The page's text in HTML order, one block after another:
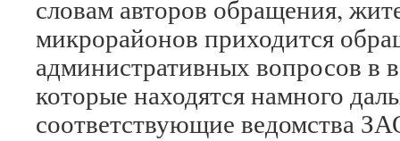
словам авторов обращения,
микрорайонов приходится
административных вопросов в
которые находятся намного
соответствующие ведомства